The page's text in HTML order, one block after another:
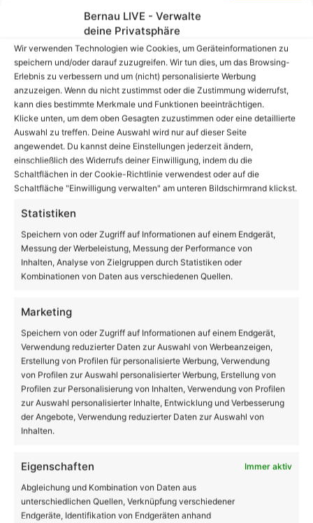
Bernau LIVE - Verwalte
deine Privatsphäre
Wir verwenden Technologien wie Cookies, um Geräteinformationen zu
speichern und/oder darauf zuzugreifen. Wir tun dies, um das Browsing-
Erlebnis zu verbessern und um (nicht) personalisierte Werbung
anzuzeigen. Wenn du nicht zustimmst oder die Zustimmung widerrufst,
kann dies bestimmte Merkmale und Funktionen beeinträchtigen.
Klicke unten, um dem oben Gesagten zuzustimmen oder eine detaillierte
Auswahl zu treffen. Deine Auswahl wird nur auf dieser Seite
angewendet. Du kannst deine Einstellungen jederzeit ändern,
einschließlich des Widerrufs deiner Einwilligung, indem du die
Schaltflächen in der Cookie-Richtlinie verwendest oder auf die
Schaltfläche "Einwilligung verwalten" am unteren Bildschirmrand klickst.
Statistiken
Speichern von oder Zugriff auf Informationen auf einem Endgerät,
Messung der Werbeleistung, Messung der Performance von
Inhalten, Analyse von Zielgruppen durch Statistiken oder
Kombinationen von Daten aus verschiedenen Quellen.
Marketing
Speichern von oder Zugriff auf Informationen auf einem Endgerät,
Verwendung reduzierter Daten zur Auswahl von Werbeanzeigen,
Erstellung von Profilen für personalisierte Werbung, Verwendung
von Profilen zur Auswahl personalisierter Werbung, Erstellung von
Profilen zur Personalisierung von Inhalten, Verwendung von Profilen
zur Auswahl personalisierter Inhalte, Entwicklung und Verbesserung
der Angebote, Verwendung reduzierter Daten zur Auswahl von
Inhalten.
Eigenschaften
Immer aktiv
Abgleichung und Kombination von Daten aus
unterschiedlichen Quellen, Verknüpfung verschiedener
Endgeräte, Identifikation von Endgeräten anhand
Bernau
Einzelne Wolken
19℃
20º - 13º
61%
3.33 km/h
19
Fr.
Danke dafür!62.048
AppNutzer
1.708
Follower
13.915
Follower
Stellenanzeige der Stadt Bernau